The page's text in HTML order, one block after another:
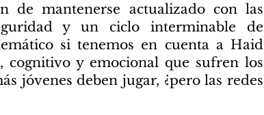
de mantenerse actualizado con las
y un ciclo interminable de
si tenemos en cuenta a Haid
cognitivo y emocional que sufren los
jóvenes deben jugar, ¿pero las redes